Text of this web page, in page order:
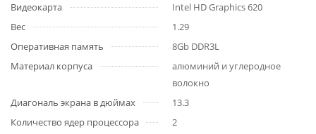
Видеокарта
Intel HD Graphics 620
Вес
1.29
Оперативная память
8Gb DDR3L
Материал корпуса
алюминий и углеродное
волокно
Диагональ экрана в дюймах
13.3
Количество ядер процессора
2